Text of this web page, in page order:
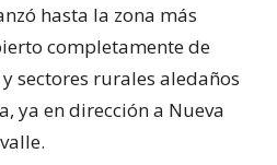
hasta la zona más
completamente de
sectores rurales aledaños
ya en dirección a Nueva